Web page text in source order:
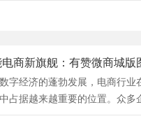
字经济的蓬勃发展，电商行业
占据越来越重要的位置。众多